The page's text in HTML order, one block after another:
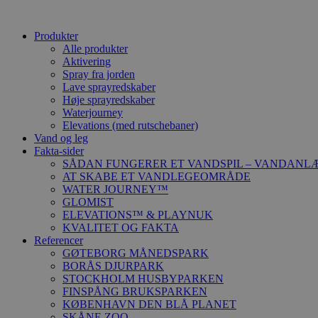
Produkter
Alle produkter
Aktivering
Spray fra jorden
Lave sprayredskaber
Høje sprayredskaber
Waterjourney
Elevations (med rutschebaner)
Vand og leg
Fakta-sider
SÅDAN FUNGERER ET VANDSPIL –
AT SKABE ET VANDLEGEOMRÅDE
WATER JOURNEY™
GLOMIST
ELEVATIONS™ & PLAYNUK
KVALITET OG FAKTA
Referencer
GØTEBORG MÅNEDSPARK
BORÅS DJURPARK
STOCKHOLM HUSBYPARKEN
FINSPÅNG BRUKSPARKEN
KØBENHAVN DEN BLÅ PLANET